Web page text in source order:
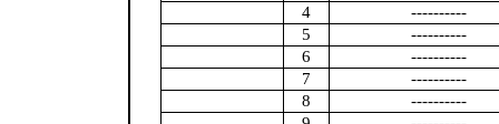
4
----------
5
----------
6
----------
7
----------
8
----------